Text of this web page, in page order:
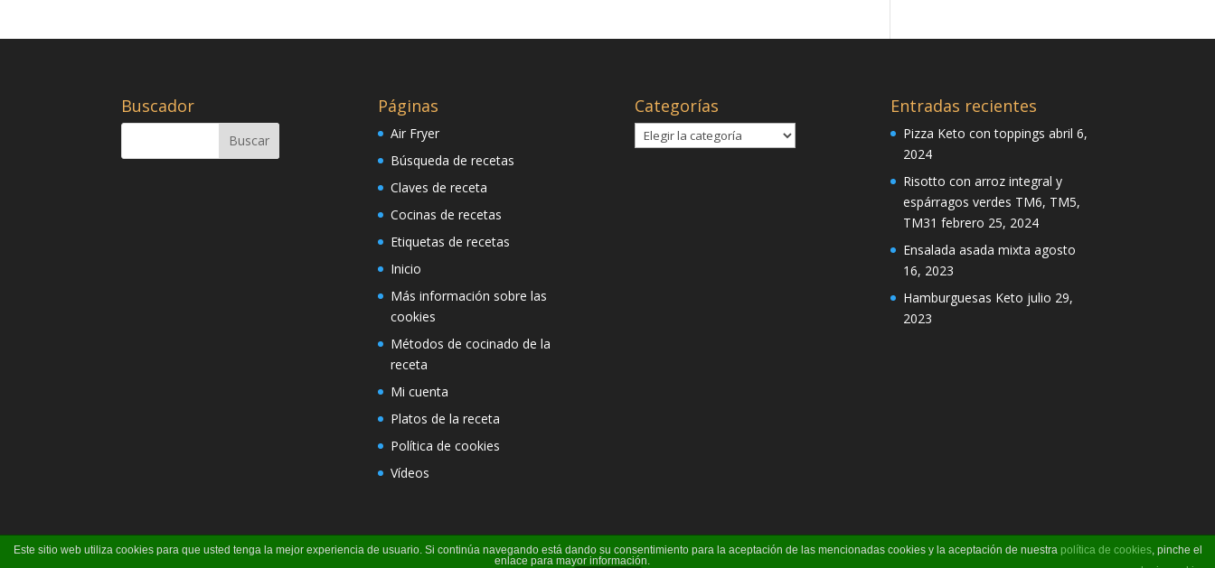
Buscador Páginas
Air Fryer
Búsqueda de recetas
Claves de receta
Cocinas de recetas
Etiquetas de recetas
Inicio
Más información sobre las
cookies
Métodos de cocinado de la
receta
Mi cuenta
Platos de la receta
Política de cookies
Vídeos
Categorías
Categorías
Entradas recientes
Pizza Keto con toppings abril 6,
2024
Risotto con arroz integral y
espárragos verdes TM6, TM5,
TM31 febrero 25, 2024
Ensalada asada mixta agosto
16, 2023
Hamburguesas Keto julio 29,
2023
Este sitio web utiliza cookies para que usted tenga la mejor experiencia de usuario. Si continúa navegando está dando su consentimiento para la aceptación de las mencionadas cookies y la aceptación de nuestra política de cookies, pinche el
enlace para mayor información.